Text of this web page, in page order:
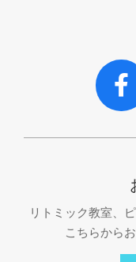
リトミック教室、
こちらから